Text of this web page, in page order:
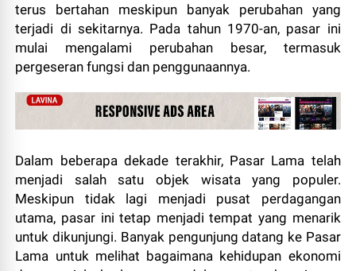
terus bertahan meskipun banyak perubahan yang
terjadi di sekitarnya. Pada tahun 1970-an, pasar ini
mulai mengalami perubahan besar, termasuk
pergeseran fungsi dan penggunaannya.
Dalam beberapa dekade terakhir, Pasar Lama telah
menjadi salah satu objek wisata yang populer.
Meskipun tidak lagi menjadi pusat perdagangan
utama, pasar ini tetap menjadi tempat yang menarik
untuk dikunjungi. Banyak pengunjung datang ke Pasar
Lama untuk melihat bagaimana kehidupan ekonomi